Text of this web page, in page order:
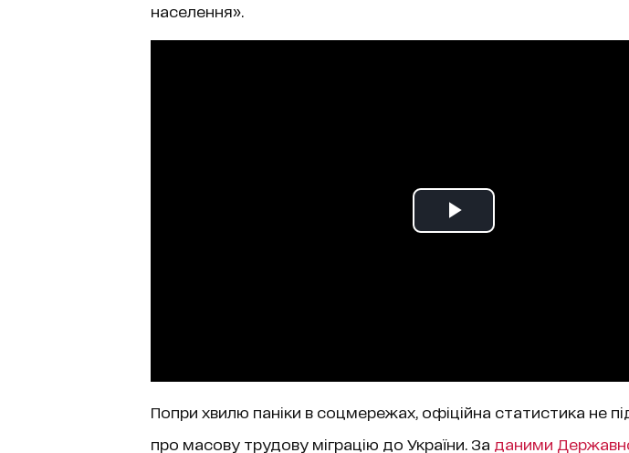
населення».
Попри хвилю паніки в соцмережах, офіційна статистика не
про масову трудову міграцію до України. За даними